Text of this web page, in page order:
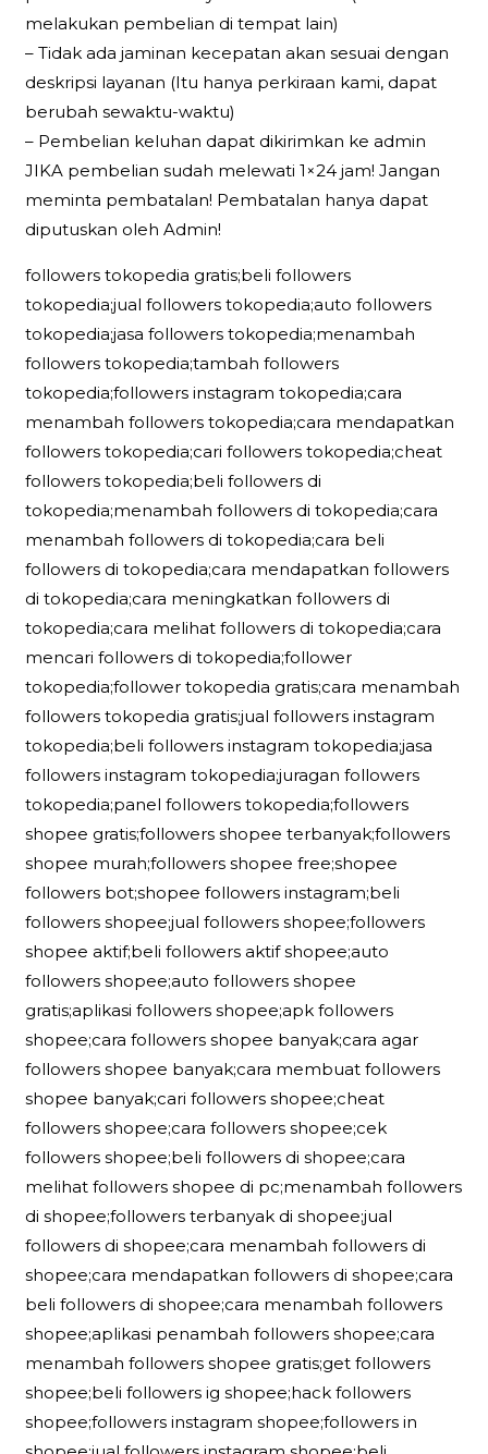
melakukan pembelian di tempat lain)
– Tidak ada jaminan kecepatan akan sesuai dengan
deskripsi layanan (Itu hanya perkiraan kami, dapat
berubah sewaktu-waktu)
– Pembelian keluhan dapat dikirimkan ke admin
JIKA pembelian sudah melewati 1×24 jam! Jangan
meminta pembatalan! Pembatalan hanya dapat
diputuskan oleh Admin!
followers tokopedia gratis;beli followers
tokopedia;jual followers tokopedia;auto followers
tokopedia;jasa followers tokopedia;menambah
followers tokopedia;tambah followers
tokopedia;followers instagram tokopedia;cara
menambah followers tokopedia;cara mendapatkan
followers tokopedia;cari followers tokopedia;cheat
followers tokopedia;beli followers di
tokopedia;menambah followers di tokopedia;cara
menambah followers di tokopedia;cara beli
followers di tokopedia;cara mendapatkan followers
di tokopedia;cara meningkatkan followers di
tokopedia;cara melihat followers di tokopedia;cara
mencari followers di tokopedia;follower
tokopedia;follower tokopedia gratis;cara menambah
followers tokopedia gratis;jual followers instagram
tokopedia;beli followers instagram tokopedia;jasa
followers instagram tokopedia;juragan followers
tokopedia;panel followers tokopedia;followers
shopee gratis;followers shopee terbanyak;followers
shopee murah;followers shopee free;shopee
followers bot;shopee followers instagram;beli
followers shopee;jual followers shopee;followers
shopee aktif;beli followers aktif shopee;auto
followers shopee;auto followers shopee
gratis;aplikasi followers shopee;apk followers
shopee;cara followers shopee banyak;cara agar
followers shopee banyak;cara membuat followers
shopee banyak;cari followers shopee;cheat
followers shopee;cara followers shopee;cek
followers shopee;beli followers di shopee;cara
melihat followers shopee di pc;menambah followers
di shopee;followers terbanyak di shopee;jual
followers di shopee;cara menambah followers di
shopee;cara mendapatkan followers di shopee;cara
beli followers di shopee;cara menambah followers
shopee;aplikasi penambah followers shopee;cara
menambah followers shopee gratis;get followers
shopee;beli followers ig shopee;hack followers
shopee;followers instagram shopee;followers in